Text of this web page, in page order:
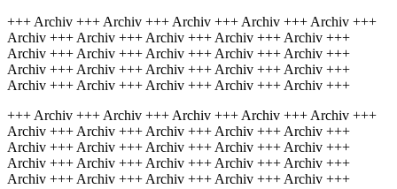
+++ Archiv +++ Archiv +++ Archiv +++ Archiv +++ Archiv +++
Archiv +++ Archiv +++ Archiv +++ Archiv +++ Archiv +++
Archiv +++ Archiv +++ Archiv +++ Archiv +++ Archiv +++
Archiv +++ Archiv +++ Archiv +++ Archiv +++ Archiv +++
Archiv +++ Archiv +++ Archiv +++ Archiv +++ Archiv +++
+++ Archiv +++ Archiv +++ Archiv +++ Archiv +++ Archiv +++
Archiv +++ Archiv +++ Archiv +++ Archiv +++ Archiv +++
Archiv +++ Archiv +++ Archiv +++ Archiv +++ Archiv +++
Archiv +++ Archiv +++ Archiv +++ Archiv +++ Archiv +++
Archiv +++ Archiv +++ Archiv +++ Archiv +++ Archiv +++